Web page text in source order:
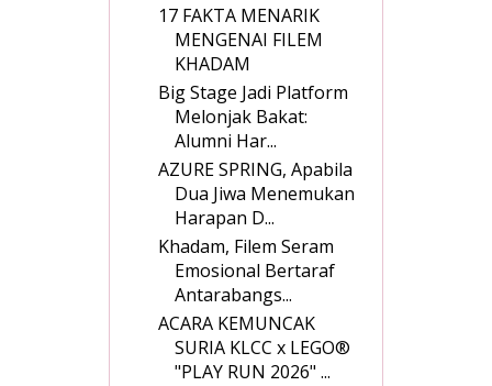
17 FAKTA MENARIK
MENGENAI FILEM
KHADAM
Big Stage Jadi Platform
Melonjak Bakat:
Alumni Har...
AZURE SPRING, Apabila
Dua Jiwa Menemukan
Harapan D...
Khadam, Filem Seram
Emosional Bertaraf
Antarabangs...
ACARA KEMUNCAK
SURIA KLCC x LEGO®
"PLAY RUN 2026" ...